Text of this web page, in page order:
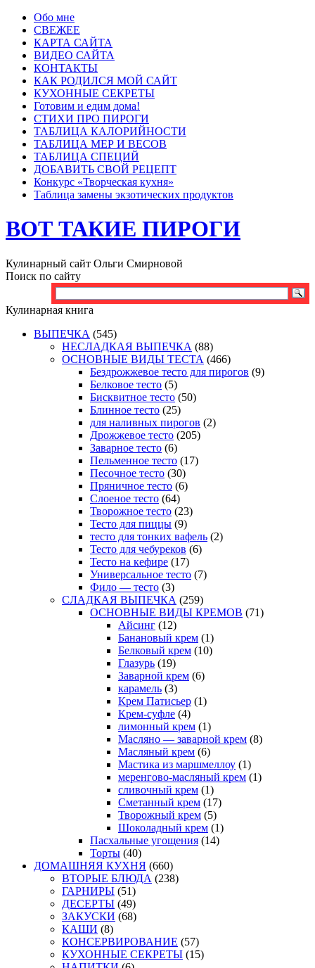
Обо мне
СВЕЖЕЕ
КАРТА САЙТА
ВИДЕО САЙТА
КОНТАКТЫ
КАК РОДИЛСЯ МОЙ САЙТ
КУХОННЫЕ СЕКРЕТЫ
Готовим и едим дома!
СТИХИ ПРО ПИРОГИ
ТАБЛИЦА КАЛОРИЙНОСТИ
ТАБЛИЦА МЕР И ВЕСОВ
ТАБЛИЦА СПЕЦИЙ
ДОБАВИТЬ СВОЙ РЕЦЕПТ
Конкурс «Творческая кухня»
Таблица замены экзотических продуктов
ВОТ ТАКИЕ ПИРОГИ
Кулинарный сайт Ольги Смирновой
Поиск по сайту
Кулинарная книга
ВЫПЕЧКА (545)
НЕСЛАДКАЯ ВЫПЕЧКА (88)
ОСНОВНЫЕ ВИДЫ ТЕСТА (466)
Бездрожжевое тесто для пирогов (9)
Белковое тесто (5)
Бисквитное тесто (50)
Блинное тесто (25)
для наливных пирогов (2)
Дрожжевое тесто (205)
Заварное тесто (6)
Пельменное тесто (17)
Песочное тесто (30)
Пряничное тесто (6)
Слоеное тесто (64)
Творожное тесто (23)
Тесто для пиццы (9)
тесто для тонких вафель (2)
Тесто для чебуреков (6)
Тесто на кефире (17)
Универсальное тесто (7)
Фило — тесто (3)
СЛАДКАЯ ВЫПЕЧКА (259)
ОСНОВНЫЕ ВИДЫ КРЕМОВ (71)
Айсинг (12)
Банановый крем (1)
Белковый крем (10)
Глазурь (19)
Заварной крем (6)
карамель (3)
Крем Патисьер (1)
Крем-суфле (4)
лимонный крем (1)
Масляно — заварной крем (8)
Масляный крем (6)
Мастика из маршмеллоу (1)
меренгово-масляный крем (1)
сливочный крем (1)
Сметанный крем (17)
Творожный крем (5)
Шоколадный крем (1)
Пасхальные угощения (14)
Торты (40)
ДОМАШНЯЯ КУХНЯ (660)
ВТОРЫЕ БЛЮДА (238)
ГАРНИРЫ (51)
ДЕСЕРТЫ (49)
ЗАКУСКИ (68)
КАШИ (8)
КОНСЕРВИРОВАНИЕ (57)
КУХОННЫЕ СЕКРЕТЫ (15)